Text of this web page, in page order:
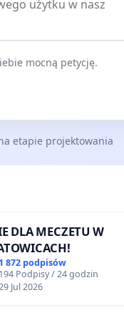
mocną petycję.
etapie projektowania
DLA MECZETU W
1 872 podpisów
194 Podpisy / 24 godzin
Jul 2026